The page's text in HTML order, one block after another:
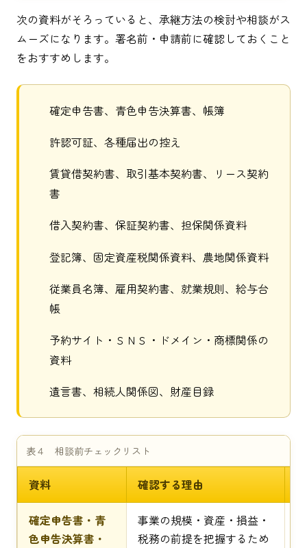
次の資料がそろっていると、承継方法の検討や相談がス
ムーズになります。署名前・申請前に確認しておくこと
をおすすめします。
確定申告書、青色申告決算書、帳簿
許認可証、各種届出の控え
賃貸借契約書、取引基本契約書、リース契約
書
借入契約書、保証契約書、担保関係資料
登記簿、固定資産税関係資料、農地関係資料
従業員名簿、雇用契約書、就業規則、給与台
帳
予約サイト・ＳＮＳ・ドメイン・商標関係の
資料
遺言書、相続人関係図、財産目録
表４ 相談前チェックリスト
資料 確認する理由
確定申告書・青
色申告決算書・
事業の規模・資産・損益・
税務の前提を把握するため